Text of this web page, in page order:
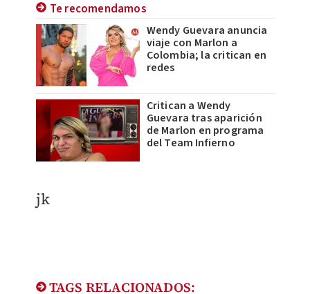
Te recomendamos
Wendy Guevara anuncia
viaje con Marlon a
Colombia; la critican en
redes
Critican a Wendy
Guevara tras aparición
de Marlon en programa
del Team Infierno
jk
TAGS RELACIONADOS: